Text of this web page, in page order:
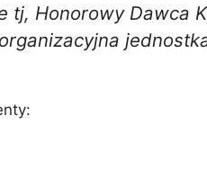
tj, Honorowy Dawca